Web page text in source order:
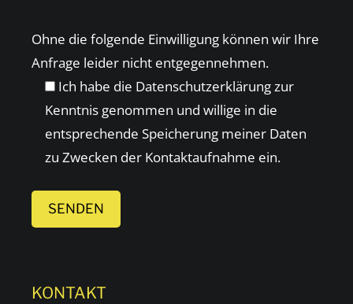
dieses
Feld
leer.
lasse
dieses
Feld
leer.
Ohne die folgende Einwilligung können wir Ihre
Anfrage leider nicht entgegennehmen.
Ich habe die Datenschutzerklärungzur
Kenntnis genommen und willige in die
entsprechende Speicherung meiner Daten
zu Zwecken der Kontaktaufnahme ein.
KONTAKT